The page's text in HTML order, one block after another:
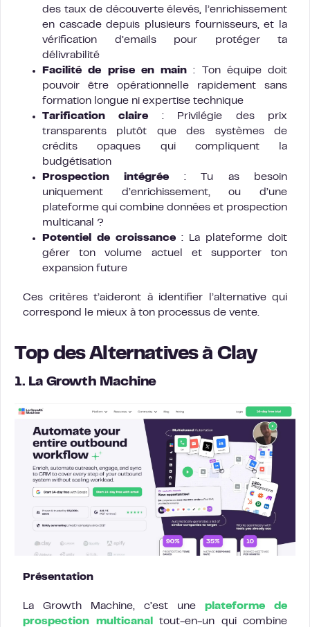
des taux de découverte élevés, l’enrichissement
en cascade depuis plusieurs fournisseurs, et la
vérification d’emails pour protéger ta
délivrabilité
Facilité de prise en main : Ton équipe doit
pouvoir être opérationnelle rapidement sans
formation longue ni expertise technique
Tarification claire : Privilégie des prix
transparents plutôt que des systèmes de
crédits opaques qui compliquent la
budgétisation
Prospection intégrée : Tu as besoin
uniquement d’enrichissement, ou d’une
plateforme qui combine données et prospection
multicanal ?
Potentiel de croissance : La plateforme doit
gérer ton volume actuel et supporter ton
expansion future
Ces critères t’aideront à identifier l’alternative qui
correspond le mieux à ton processus de vente.
Top des Alternatives à Clay
1. La Growth Machine
Présentation
La Growth Machine, c’est une plateforme de
prospection multicanal
tout-en-un qui combine